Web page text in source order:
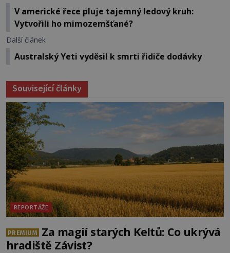
V americké řece pluje tajemný ledový kruh:
Vytvořili ho mimozemšťané?
Další článek
Australský Yeti vyděsil k smrti řidiče dodávky
Související články
REPORTÁŽE
PREMIUM
Za magií starých Keltů: Co ukrývá
hradiště Závist?